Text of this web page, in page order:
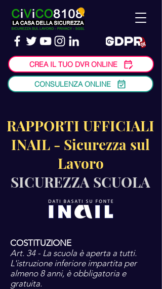
CREA IL TUO DVR ONLINE
CONSULENZA ONLINE
RAPPORTI UFFICIALI
INAIL - Sicurezza sul
Lavoro
SICUREZZA SCUOLA
COSTITUZIONE
Art. 34 - La scuola è aperta a tutti.
L'istruzione inferiore impartita per
almeno 8 anni, è obbligatoria e
gratuita.